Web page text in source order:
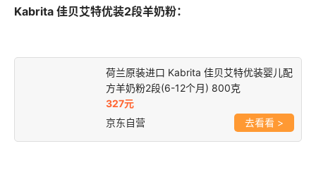
Kabrita 佳贝艾特优装2段羊奶粉：
荷兰原装进口 Kabrita 佳贝艾特优装婴儿配
方羊奶粉2段(6-12个月) 800克
327元
京东自营
>